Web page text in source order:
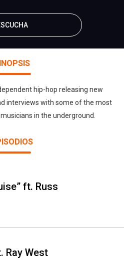
hip-hop releasing new
interviews with some of the most
in the underground.
ft. Russ
Ray West